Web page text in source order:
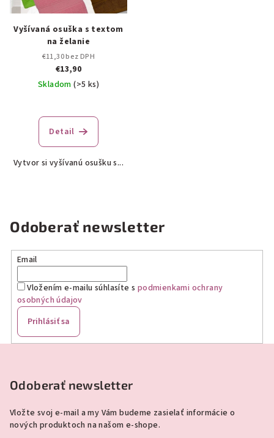
Vyšívaná osuška s textom
na želanie
€11,30 bez DPH
€13,90
Skladom(>5 ks)
hodnotenie
produktu
z
Detail
Vytvor si vyšívanú osušku s...
Odoberať newsletter
Email
Vložením e-mailu súhlasíte s podmienkami ochrany
osobných údajov
Prihlásiť sa
Odoberať newsletter
Vložte svoj e-mail a my Vám budeme zasielať informácie o
nových produktoch na našom e-shope.